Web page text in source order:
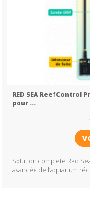
RED SEA ReefControl
pour ...
Solution complète Red
avancée de l’aquarium